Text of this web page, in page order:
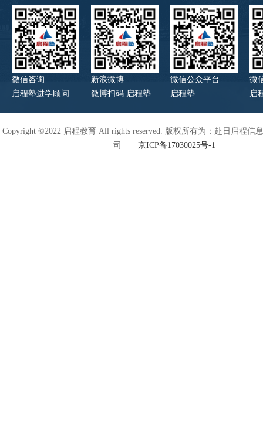
微信咨询
启程塾进学顾问
新浪微博
微博扫码 启程塾
微信公众平台
启程塾
微
启
Copyright ©2022 启程教育 All rights reserved. 版权所有为：赴日启程信
司 京ICP备17030025号-1